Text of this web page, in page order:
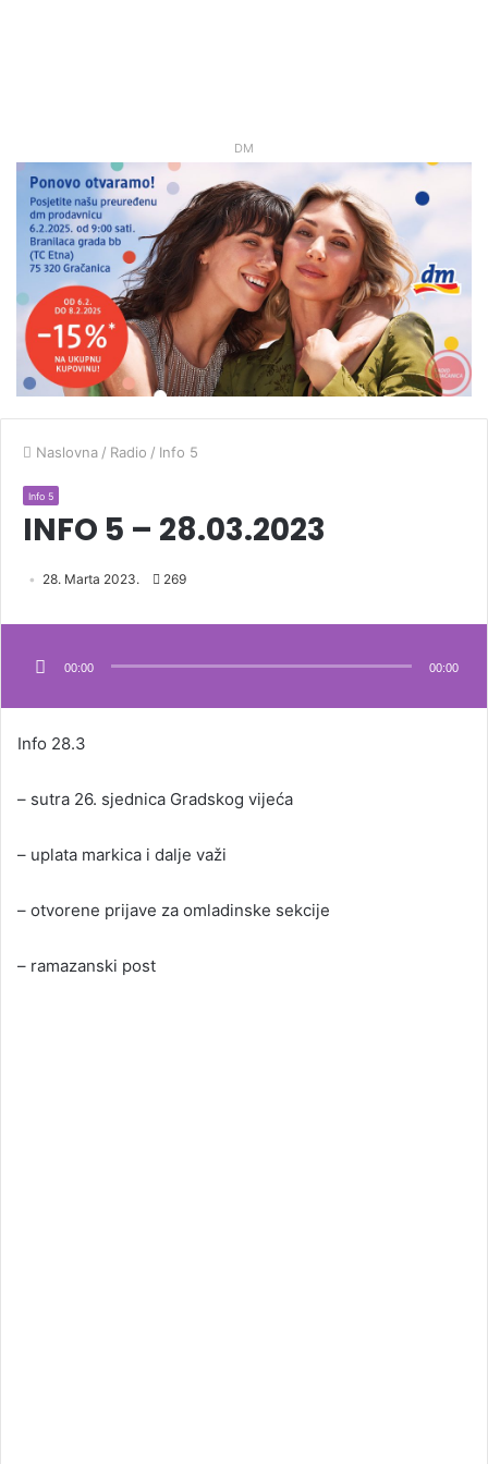
DM
Naslovna / Radio / Info 5
Info 5
INFO 5 – 28.03.2023
28. Marta 2023. 269
Audio
00:00 00:00
Info 28.3
– sutra 26. sjednica Gradskog vijeća
– uplata markica i dalje važi
– otvorene prijave za omladinske sekcije
– ramazanski post